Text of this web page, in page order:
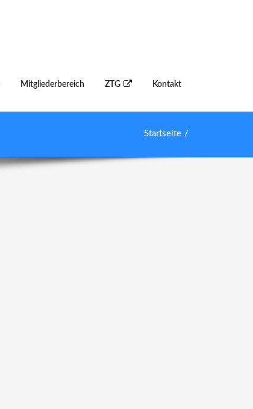
Mitgliederbereich ZTG Kontakt
Startseite